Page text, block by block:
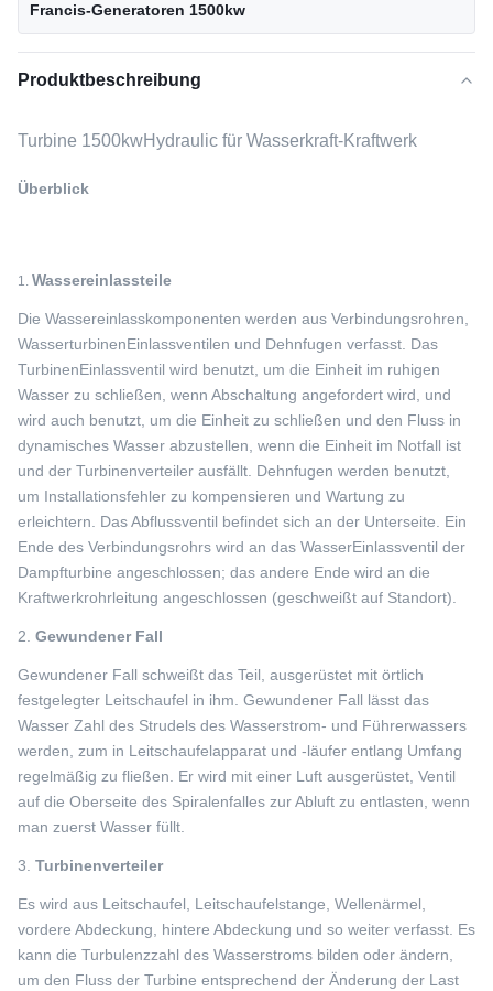
Francis-Generatoren 1500kw
Produktbeschreibung
Turbine 1500kwHydraulic für Wasserkraft-Kraftwerk
Überblick
1. Wassereinlassteile
Die Wassereinlasskomponenten werden aus Verbindungsrohren,
WasserturbinenEinlassventilen und Dehnfugen verfasst. Das
TurbinenEinlassventil wird benutzt, um die Einheit im ruhigen
Wasser zu schließen, wenn Abschaltung angefordert wird, und
wird auch benutzt, um die Einheit zu schließen und den Fluss in
dynamisches Wasser abzustellen, wenn die Einheit im Notfall ist
und der Turbinenverteiler ausfällt. Dehnfugen werden benutzt,
um Installationsfehler zu kompensieren und Wartung zu
erleichtern. Das Abflussventil befindet sich an der Unterseite. Ein
Ende des Verbindungsrohrs wird an das WasserEinlassventil der
Dampfturbine angeschlossen; das andere Ende wird an die
Kraftwerkrohrleitung angeschlossen (geschweißt auf Standort).
2. Gewundener Fall
Gewundener Fall schweißt das Teil, ausgerüstet mit örtlich
festgelegter Leitschaufel in ihm. Gewundener Fall lässt das
Wasser Zahl des Strudels des Wasserstrom- und Führerwassers
werden, zum in Leitschaufelapparat und -läufer entlang Umfang
regelmäßig zu fließen. Er wird mit einer Luft ausgerüstet, Ventil
auf die Oberseite des Spiralenfalles zur Abluft zu entlasten, wenn
man zuerst Wasser füllt.
3. Turbinenverteiler
Es wird aus Leitschaufel, Leitschaufelstange, Wellenärmel,
vordere Abdeckung, hintere Abdeckung und so weiter verfasst. Es
kann die Turbulenzzahl des Wasserstroms bilden oder ändern,
um den Fluss der Turbine entsprechend der Änderung der Last